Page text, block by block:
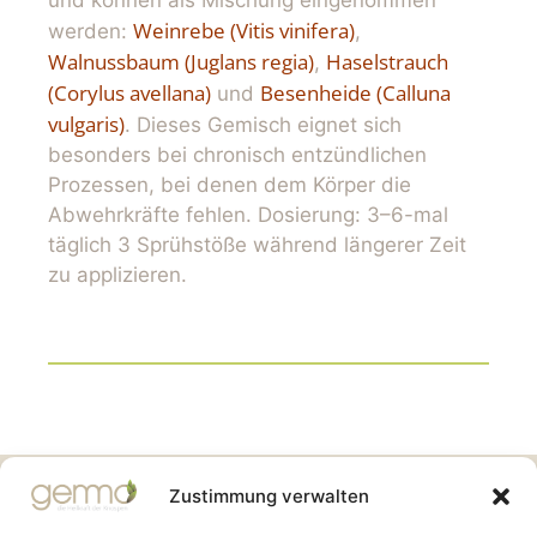
Zustimmung verwalten
werden: Weinrebe (Vitis vinifera),
Walnussbaum (Juglans regia), Haselstrauch
(Corylus avellana) und Besenheide (Calluna
vulgaris). Dieses Gemisch eignet sich
besonders bei chronisch entzündlichen
Prozessen, bei denen dem Körper die
Abwehrkräfte fehlen. Dosierung: 3–6-mal
täglich 3 Sprühstöße während längerer Zeit
zu applizieren.
Gemmo Community
Birkenstr. 7